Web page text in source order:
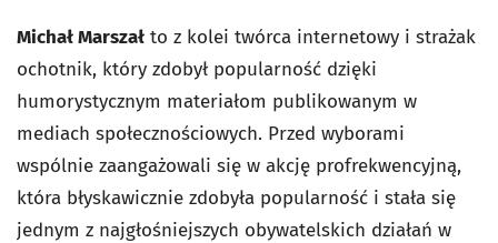
Michał Marszał to z kolei twórca internetowy i strażak
ochotnik, który zdobył popularność dzięki
humorystycznym materiałom publikowanym w
mediach społecznościowych. Przed wyborami
wspólnie zaangażowali się w akcję profrekwencyjną,
która błyskawicznie zdobyła popularność i stała się
jednym z najgłośniejszych obywatelskich działań w